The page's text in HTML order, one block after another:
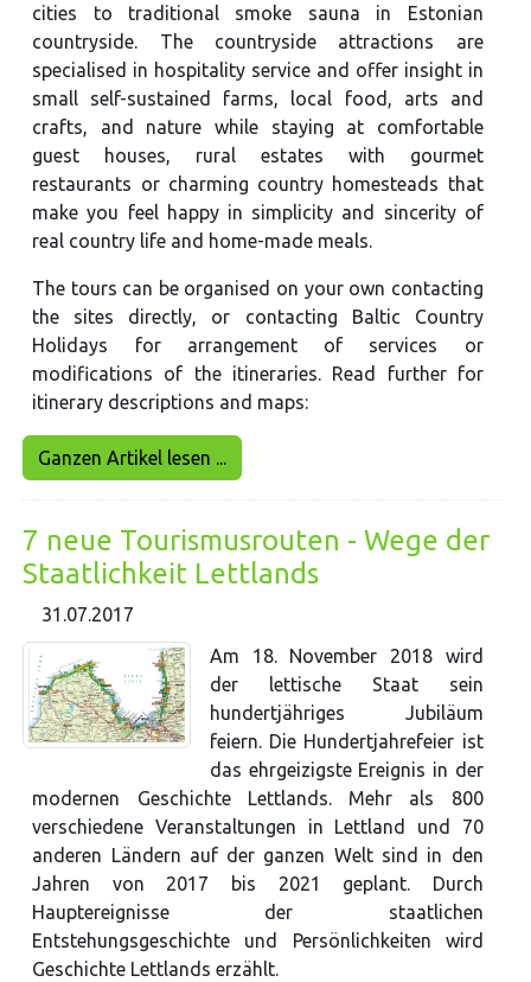
cities to traditional smoke sauna in Estonian
countryside. The countryside attractions are
specialised in hospitality service and offer insight in
small self-sustained farms, local food, arts and
crafts, and nature while staying at comfortable
guest houses, rural estates with gourmet
restaurants or charming country homesteads that
make you feel happy in simplicity and sincerity of
real country life and home-made meals.
The tours can be organised on your own contacting
the sites directly, or contacting Baltic Country
Holidays for arrangement of services or
modifications of the itineraries. Read further for
itinerary descriptions and maps:
Ganzen Artikel lesen ...
7 neue Tourismusrouten - Wege der
Staatlichkeit Lettlands
31.07.2017
Am 18. November 2018 wird
der lettische Staat sein
hundertjähriges Jubiläum
feiern. Die Hundertjahrefeier ist
das ehrgeizigste Ereignis in der
modernen Geschichte Lettlands. Mehr als 800
verschiedene Veranstaltungen in Lettland und 70
anderen Ländern auf der ganzen Welt sind in den
Jahren von 2017 bis 2021 geplant. Durch
Hauptereignisse der staatlichen
Entstehungsgeschichte und Persönlichkeiten wird
Geschichte Lettlands erzählt.